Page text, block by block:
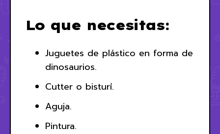
Lo que necesitas:
Juguetes de plástico en forma de
dinosaurios.
Cutter o bisturí.
Aguja.
Pintura.